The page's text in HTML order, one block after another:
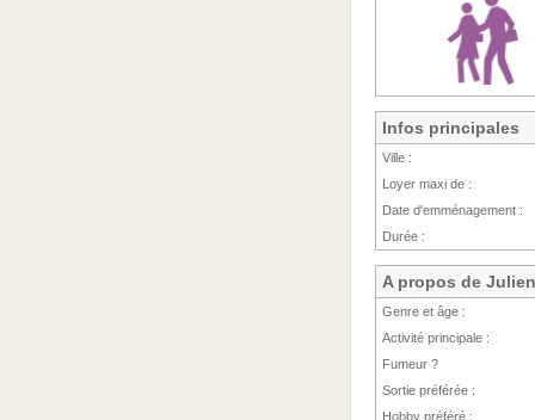
Infos principales
Ville :
Loyer maxi de :
Date d'emménagement :
Durée :
A propos de Julien
Genre et âge :
Activité principale :
Fumeur ?
Sortie préférée :
Hobby préféré :